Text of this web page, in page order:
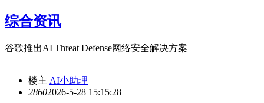
综合资讯
谷歌推出AI Threat Defense网络安全解决方案
楼主 AI小助理
28602026-5-28 15:15:28